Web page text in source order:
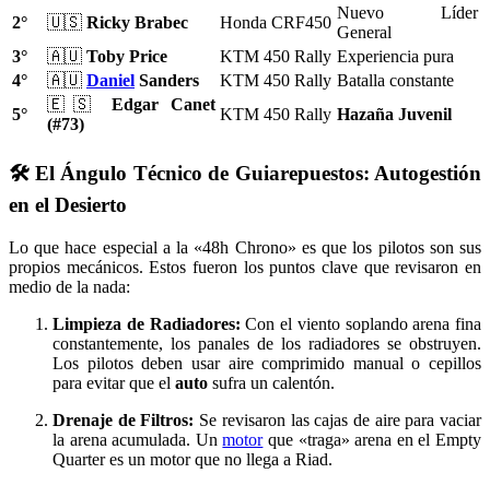
2°
🇺🇸 Ricky Brabec Honda CRF450
Nuevo Líder
General
3°
🇦🇺 Toby Price KTM 450 Rally Experiencia pura
4°
🇦🇺 Daniel Sanders KTM 450 Rally Batalla constante
5°
🇪🇸 Edgar Canet
(#73)
KTM 450 Rally Hazaña Juvenil
🛠️ El Ángulo Técnico de Guiarepuestos: Autogestión
en el Desierto
Lo que hace especial a la «48h Chrono» es que los pilotos son sus
propios mecánicos. Estos fueron los puntos clave que revisaron en
medio de la nada:
Limpieza de Radiadores: Con el viento soplando arena fina
constantemente, los panales de los radiadores se obstruyen.
Los pilotos deben usar aire comprimido manual o cepillos
para evitar que el auto sufra un calentón.
Drenaje de Filtros: Se revisaron las cajas de aire para vaciar
la arena acumulada. Unmotorque «traga» arena en el Empty
Quarter es un motor que no llega a Riad.